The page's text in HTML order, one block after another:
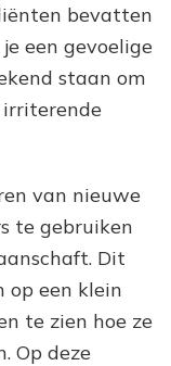
bevatten
een gevoelige
staan om
irriterende
van nieuwe
te gebruiken
Dit
op een klein
te zien hoe ze
Op deze